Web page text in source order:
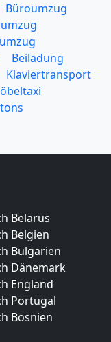
Büroumzug
Beiladung
Klaviertransport
Belarus
Belgien
Bulgarien
Dänemark
England
Portugal
Bosnien